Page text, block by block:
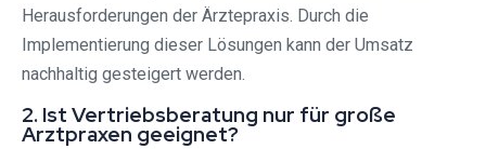
Herausforderungen der Ärztepraxis. Durch die
Implementierung dieser Lösungen kann der Umsatz
nachhaltig gesteigert werden.
2. Ist Vertriebsberatung nur für große
Arztpraxen geeignet?